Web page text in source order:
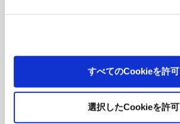
すべてのCookieを許可
選択したCookieを許可